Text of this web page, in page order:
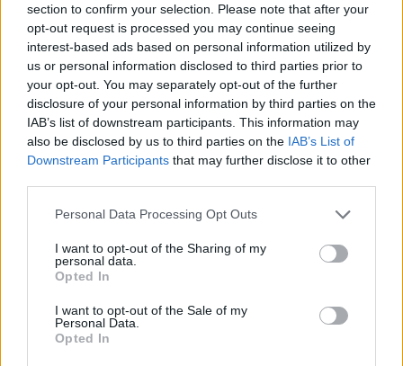
section to confirm your selection. Please note that after your
opt-out request is processed you may continue seeing
interest-based ads based on personal information utilized by
us or personal information disclosed to third parties prior to
your opt-out. You may separately opt-out of the further
disclosure of your personal information by third parties on the
IAB’s list of downstream participants. This information may
also be disclosed by us to third parties on the IAB’s List of
Downstream Participants that may further disclose it to other
Please note that this website/app uses one or more Google
not limited to your visit or usage behaviour. You may click to
grant or deny consent to Google and its third-party tags to
use your data for below specified purposes in below Google
consent section.
Personal Data Processing Opt Outs
I want to opt-out of the Sharing of my
personal data.
Opted In
I want to opt-out of the Sale of my
Personal Data.
Opted In
Helyi hírek
Idén is PajTáska, egy táskányi segítség a paksi
iskolakezdéshez